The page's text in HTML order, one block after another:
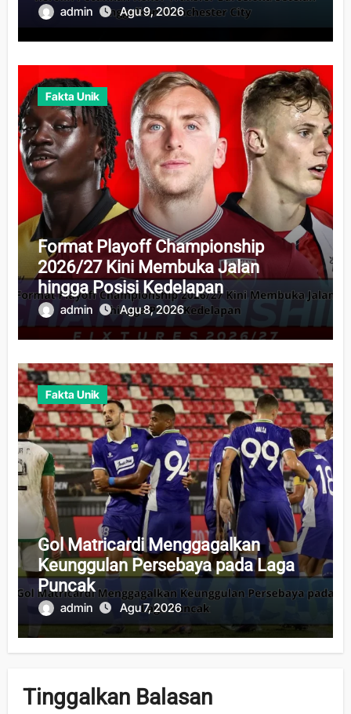
admin Agu 9, 2026
Fakta Unik
Format Playoff Championship
2026/27 Kini Membuka Jalan
hingga Posisi Kedelapan
admin Agu 8, 2026
Fakta Unik
Gol Matricardi Menggagalkan
Keunggulan Persebaya pada Laga
Puncak
admin Agu 7, 2026
Tinggalkan Balasan